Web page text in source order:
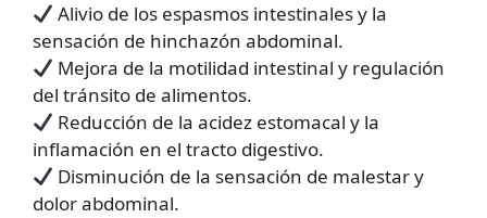
Alivio de los espasmos intestinales y la
sensación de hinchazón abdominal.
Mejora de la motilidad intestinal y regulación
del tránsito de alimentos.
Reducción de la acidez estomacal y la
inflamación en el tracto digestivo.
Disminución de la sensación de malestar y
dolor abdominal.